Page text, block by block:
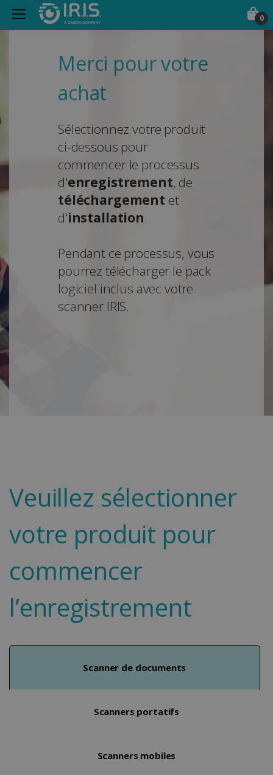
0
Merci pour votre
achat
Sélectionnez votre produit
ci-dessous pour
commencer le processus
d'enregistrement, de
téléchargement et
d'installation.
Pendant ce processus, vous
pourrez télécharger le pack
logiciel inclus avec votre
scanner IRIS.
Veuillez sélectionner
votre produit pour
commencer
l’enregistrement
Scanner de documents
Scanners portatifs
Scanners mobiles